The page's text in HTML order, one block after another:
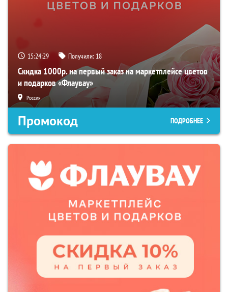
15:24:27 Получили: 18
Скидка 1000р. на первый заказ на маркетплейсе цветов
и подарков «Флаувау»
Россия
Промокод ПОДРОБНЕЕ